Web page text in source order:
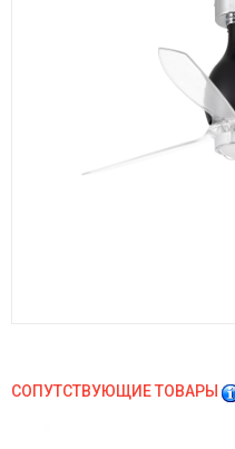
СОПУТСТВУЮЩИЕ ТОВАРЫ